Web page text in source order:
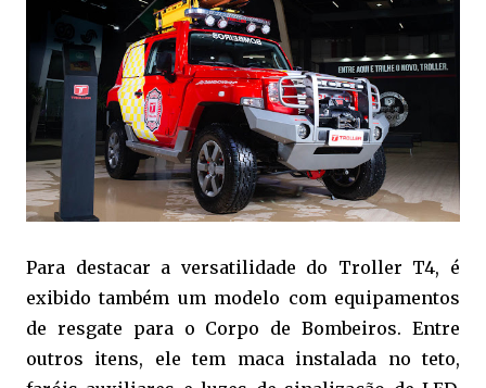
Para destacar a versatilidade do Troller T4, é
exibido também um modelo com equipamentos
de resgate para o Corpo de Bombeiros. Entre
outros itens, ele tem maca instalada no teto,